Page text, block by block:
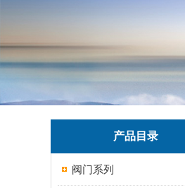
产品目录
阀门系列